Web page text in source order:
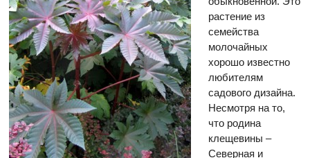
растение из
семейства
молочайных
хорошо известно
любителям
садового дизайна.
Несмотря на то,
что родина
клещевины –
Северная и